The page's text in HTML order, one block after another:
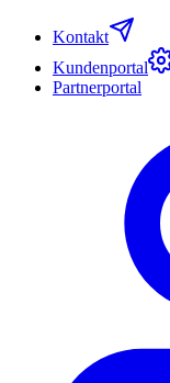
Kontakt
Kundenportal
Partnerportal